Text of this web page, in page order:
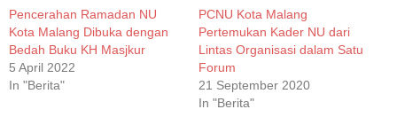
Pencerahan Ramadan NU
Kota Malang Dibuka dengan
Bedah Buku KH Masjkur
5 April 2022
In "Berita"
PCNU Kota Malang
Pertemukan Kader NU dari
Lintas Organisasi dalam Satu
Forum
21 September 2020
In "Berita"